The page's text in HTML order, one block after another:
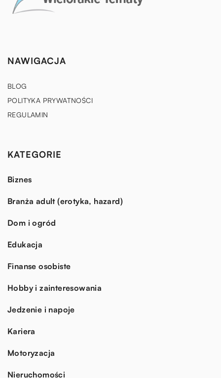
NAWIGACJA
BLOG
POLITYKA PRYWATNOŚCI
REGULAMIN
KATEGORIE
Biznes
Branża adult (erotyka, hazard)
Dom i ogród
Edukacja
Finanse osobiste
Hobby i zainteresowania
Jedzenie i napoje
Kariera
Motoryzacja
Nieruchomości